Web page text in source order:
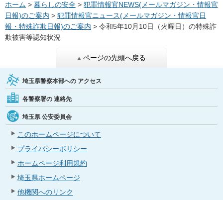
ホーム > 暮らしの安全 > 犯罪情報官NEWS(メールマガジン・情報官
日報)のご案内 > 犯罪情報官ニュース(メールマガジン・情報官日
報・特殊詐欺日報)のご案内 > 令和5年10月10日（火曜日）の特殊詐
欺被害等認知状況
ページの先頭へ戻る
埼玉県警察本部への アクセス
各警察署の 連絡先
埼玉県 公安委員会
このホームページについて
プライバシーポリシー
ホームページ利用規約
埼玉県ホームページ
他機関へのリンク